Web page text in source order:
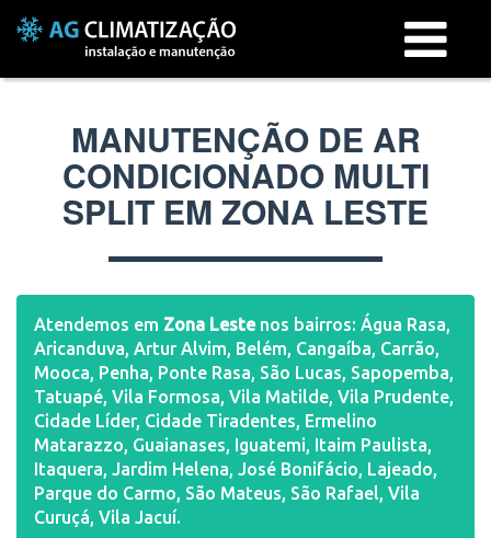
Menu
MANUTENÇÃO DE AR
CONDICIONADO MULTI
SPLIT EM ZONA LESTE
Atendemos em Zona Lestenos bairros: Água Rasa,
Aricanduva, Artur Alvim, Belém, Cangaíba, Carrão,
Mooca, Penha, Ponte Rasa, São Lucas, Sapopemba,
Tatuapé, Vila Formosa, Vila Matilde, Vila Prudente,
Cidade Líder, Cidade Tiradentes, Ermelino
Matarazzo, Guaianases, Iguatemi, Itaim Paulista,
Itaquera, Jardim Helena, José Bonifácio, Lajeado,
Parque do Carmo, São Mateus, São Rafael, Vila
Curuçá, Vila Jacuí.